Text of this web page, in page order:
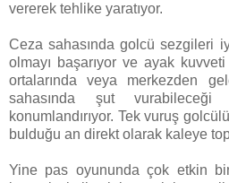
vererek tehlike yaratıyor.
Ceza sahasında golcü sezgileri
olmayı başarıyor ve ayak
ortalarında veya merkezden
sahasında şut
konumlandırıyor. Tek vuruş
bulduğu an direkt olarak kaleye
Yine pas oyununda çok etkin